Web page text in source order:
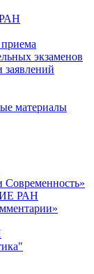
экзаменов
заявлений
материалы
ИЕ РАН